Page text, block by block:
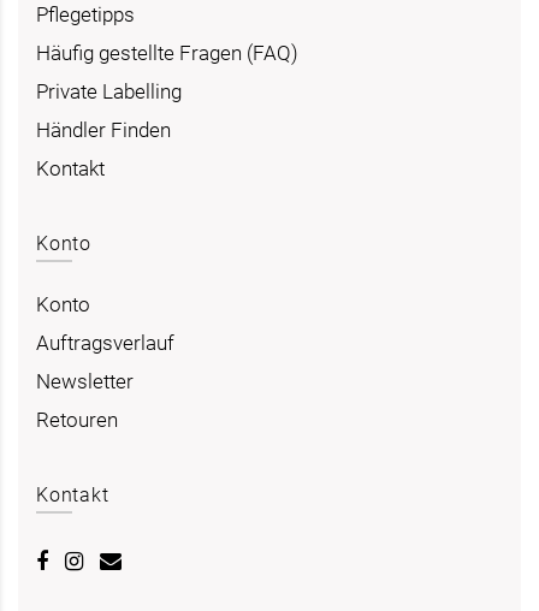
Pflegetipps
Häufig gestellte Fragen (FAQ)
Private Labelling
Händler Finden
Kontakt
Konto
Konto
Auftragsverlauf
Newsletter
Retouren
Kontakt